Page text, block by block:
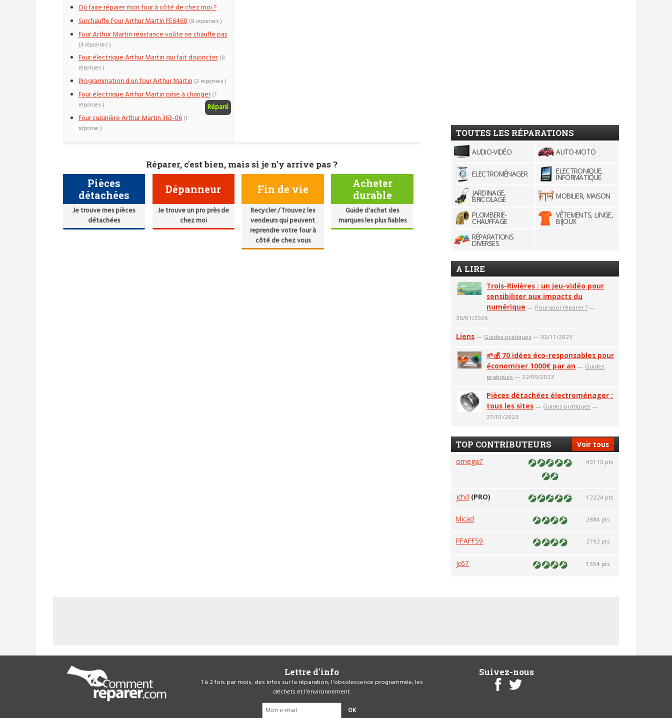
Où faire réparer mon four à côté de chez moi ?
Surchauffe Four Arthur Martin FE6460 (8 réponses )
Four Arthur Martin résistance voûte ne chauffe pas
(4 réponses )
Four électrique Arthur Martin qui fait disjoncter (8
réponses )
Programmation d un four Arthur Martin (2 réponses )
Four électrique Arthur Martin prise à changer
Réparé
(7
réponses )
Four cuisinière Arthur Martin 363-06 (1
réponse )
Réparer, c'est bien, mais si je n'y arrive pas ?
Pièces
détachées
Je trouve mes pièces
détachées
Dépanneur
Je trouve un pro près de
chez moi
Fin de vie
Recycler / Trouvez les
vendeurs qui peuvent
reprendre votre four à
côté de chez vous
Acheter
durable
Guide d'achat des
marques les plus fiables
TOUTES LES RÉPARATIONS
AUDIO-VIDÉO AUTO-MOTO
ELECTROMÉNAGER ELECTRONIQUE,
INFORMATIQUE
JARDINAGE,
BRICOLAGE
MOBILIER, MAISON
PLOMBERIE-
CHAUFFAGE
VÊTEMENTS, LINGE,
BIJOUX
RÉPARATIONS
DIVERSES
A LIRE
Trois-Rivières : un jeu-vidéo pour
sensibiliser aux impacts du
numérique — Pourquoi réparer ? —
30/01/2026
Liens — Guides pratiques — 02/11/2023
🌱💰 70 idées éco-responsables pour
économiser 1000€ par an — Guides
pratiques — 22/09/2023
Pièces détachées électroménager :
tous les sites — Guides pratiques —
27/01/2023
Voir tous
TOP CONTRIBUTEURS
omega7 43110 pts
jchd (PRO) 12224 pts
Micad 2884 pts
PFAFF59 2792 pts
jc67 1554 pts
Lettre d'info
1 à 2 fois par mois, des infos sur la réparation, l'obsolescence programmée, les
déchets et l'environnement.
OK
Suivez-nous